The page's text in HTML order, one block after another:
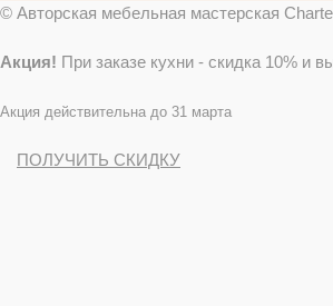
© Авторская мебельная мастерская
Акция! При заказе кухни - скидка 10% и
Акция действительна до 31 марта
ПОЛУЧИТЬ СКИДКУ